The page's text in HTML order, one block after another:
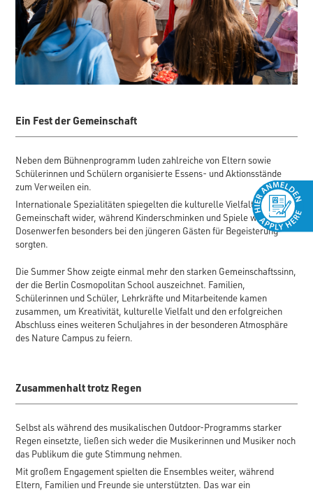
Ein Fest der Gemeinschaft
Neben dem Bühnenprogramm luden zahlreiche von Eltern sowie
Schülerinnen und Schülern organisierte Essens- und Aktionsstände
zum Verweilen ein.
Internationale Spezialitäten spiegelten die kulturelle Vielfalt der BCS-
Gemeinschaft wider, während Kinderschminken und Spiele wie
Dosenwerfen besonders bei den jüngeren Gästen für Begeisterung
sorgten.
Die Summer Show zeigte einmal mehr den starken Gemeinschaftssinn,
der die Berlin Cosmopolitan School auszeichnet. Familien,
Schülerinnen und Schüler, Lehrkräfte und Mitarbeitende kamen
zusammen, um Kreativität, kulturelle Vielfalt und den erfolgreichen
Abschluss eines weiteren Schuljahres in der besonderen Atmosphäre
des Nature Campus zu feiern.
Zusammenhalt trotz Regen
Selbst als während des musikalischen Outdoor-Programms starker
Regen einsetzte, ließen sich weder die Musikerinnen und Musiker noch
das Publikum die gute Stimmung nehmen.
Mit großem Engagement spielten die Ensembles weiter, während
Eltern, Familien und Freunde sie unterstützten. Das war ein